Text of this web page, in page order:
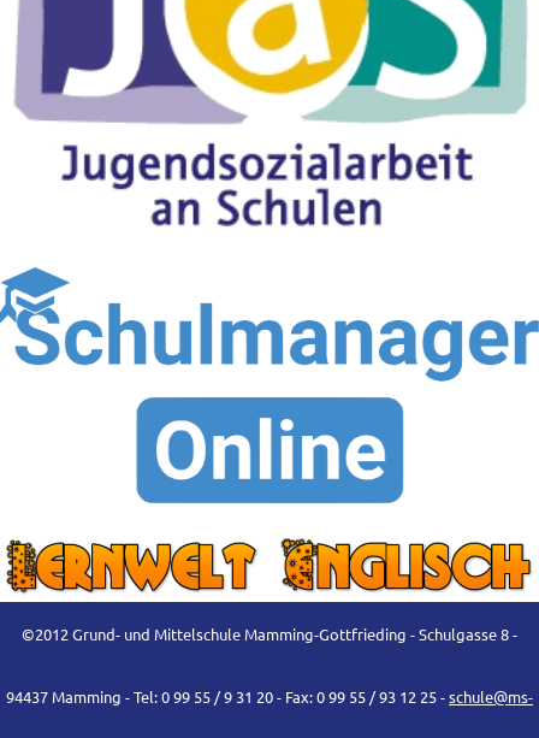
©2012 Grund- und Mittelschule Mamming-Gottfrieding - Schulgasse 8 -
94437 Mamming - Tel: 0 99 55 / 9 31 20 - Fax: 0 99 55 / 93 12 25 -schule@ms-